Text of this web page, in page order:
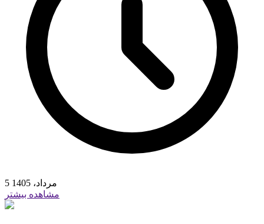
5 مرداد، 1405
مشاهده بیشتر